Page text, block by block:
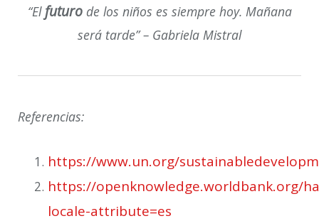
“El futurode los niños es siempre hoy. Mañana
será tarde” – Gabriela Mistral
Referencias:
https://www.un.org/
https://openknowledge.worldbank.org/
locale-attribute=es